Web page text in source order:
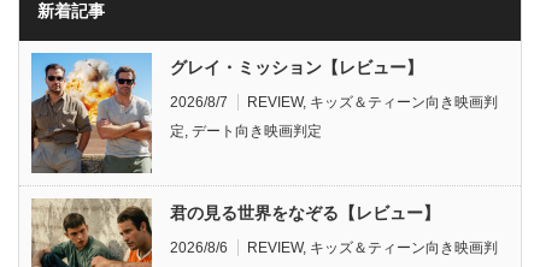
新着記事
グレイ・ミッション【レビュー】
2026/8/7 REVIEW, キッズ＆ティーン向き映画判
定, デート向き映画判定
君の見る世界をなぞる【レビュー】
2026/8/6 REVIEW, キッズ＆ティーン向き映画判